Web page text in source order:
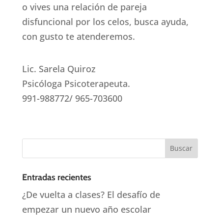
o vives una relación de pareja
disfuncional por los celos, busca ayuda,
con gusto te atenderemos.
Lic. Sarela Quiroz
Psicóloga Psicoterapeuta.
991-988772/ 965-703600
Entradas recientes
¿De vuelta a clases? El desafío de
empezar un nuevo año escolar